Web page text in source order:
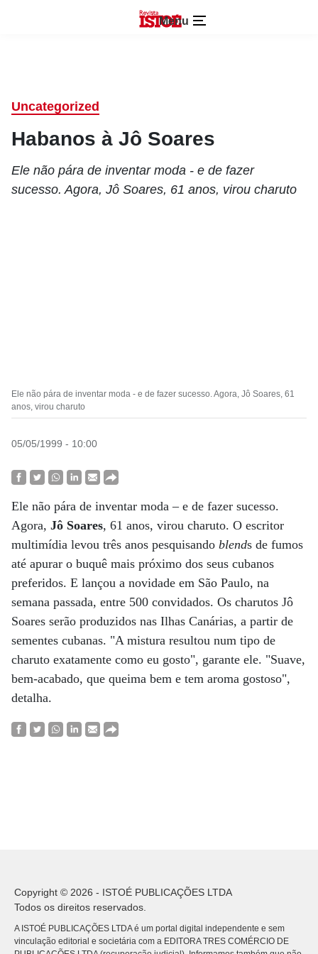
Menu
Uncategorized
Habanos à Jô Soares
Ele não pára de inventar moda - e de fazer
sucesso. Agora, Jô Soares, 61 anos, virou charuto
Ele não pára de inventar moda - e de fazer sucesso. Agora, Jô Soares, 61
anos, virou charuto
05/05/1999 - 10:00
Ele não pára de inventar moda – e de fazer sucesso.
Agora, Jô Soares, 61 anos, virou charuto. O escritor
multimídia levou três anos pesquisando blends de fumos
até apurar o buquê mais próximo dos seus cubanos
preferidos. E lançou a novidade em São Paulo, na
semana passada, entre 500 convidados. Os charutos Jô
Soares serão produzidos nas Ilhas Canárias, a partir de
sementes cubanas. "A mistura resultou num tipo de
charuto exatamente como eu gosto", garante ele. "Suave,
bem-acabado, que queima bem e tem aroma gostoso",
detalha.
Copyright © 2026 - ISTOÉ PUBLICAÇÕES LTDA
Todos os direitos reservados.
A ISTOÉ PUBLICAÇÕES LTDA é um portal digital independente e sem
vinculação editorial e societária com a EDITORA TRES COMÉRCIO DE